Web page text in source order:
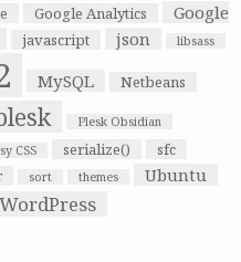
Google Analytics
Google
javascript json libsass
MySQL Netbeans
Plesk Obsidian
CSS serialize() sfc
sort themes Ubuntu
WordPress